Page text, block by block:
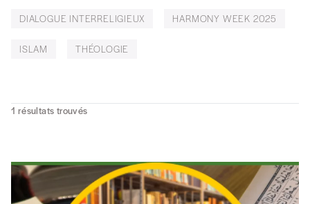
DIALOGUE INTERRELIGIEUX HARMONY WEEK 2025
ISLAM THÉOLOGIE
1 résultats trouvés